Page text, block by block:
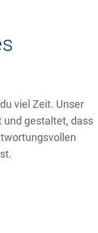
viel Zeit. Unser
und gestaltet, dass